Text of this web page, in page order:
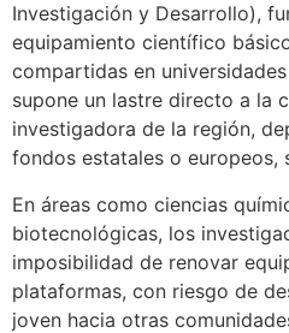
Investigación y Desarrollo),
equipamiento científico
compartidas en
supone un lastre directo a la
investigadora de la región,
fondos estatales o europeos,
En áreas como ciencias
biotecnológicas, los
imposibilidad de renovar
plataformas, con riesgo de
joven hacia otras